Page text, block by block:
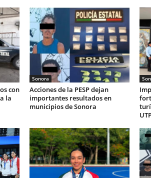
con
la
Sonora
Acciones de la PESP dejan
importantes resultados en
municipios de Sonora